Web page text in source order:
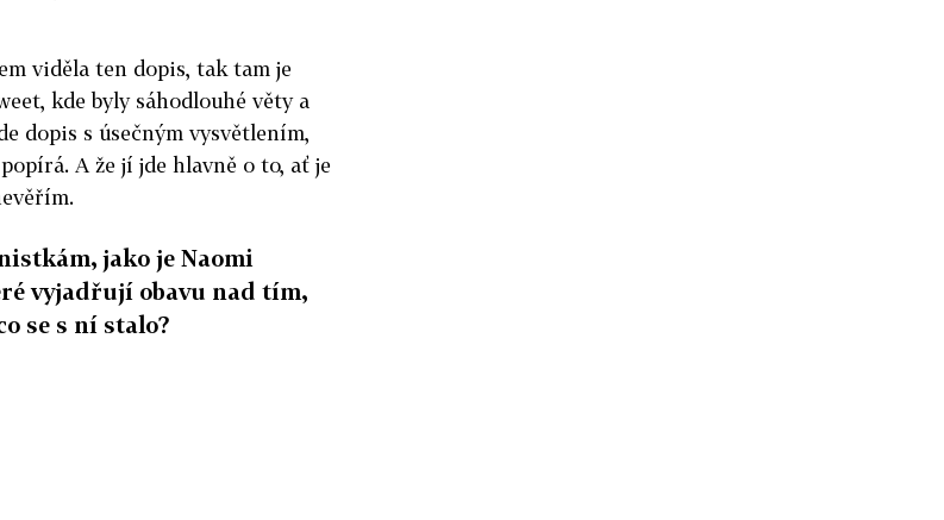
viděla ten dopis, tak tam je
kde byly sáhodlouhé věty a
dopis s úsečným vysvětlením,
A že jí jde hlavně o to, ať je
jako je Naomi
vyjadřují obavu nad tím,
se s ní stalo?